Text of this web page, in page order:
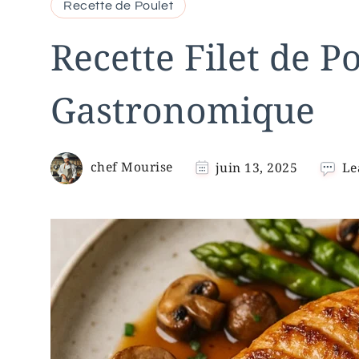
Recette de Poulet
Recette Filet de
Gastronomique
chef Mourise juin 13, 2025